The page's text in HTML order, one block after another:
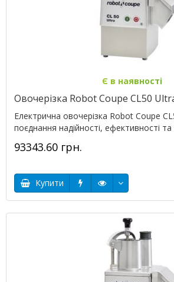
Є в наявності
Овочерізка Robot Coupe CL50
Електрична овочерізка Robot Coupe
поєднання надійності, ефективності та
93343.60 грн.
Купити